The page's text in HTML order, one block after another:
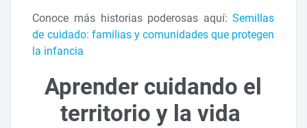
Conoce más historias poderosas aquí:Semillas
de cuidado: familias y comunidades que protegen
la infancia
Aprender cuidando el
territorio y la vida